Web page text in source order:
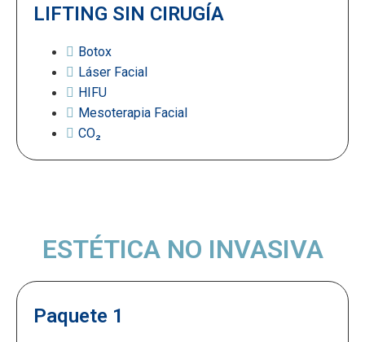
LIFTING SIN CIRUGÍA
Botox
Láser Facial
HIFU
Mesoterapia Facial
CO₂
ESTÉTICA NO INVASIVA
Paquete 1